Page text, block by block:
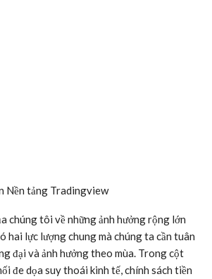
Nền tảng Tradingview
chúng tôi về những ảnh hưởng rộng lớn
hai lực lượng chung mà chúng ta cần tuân
đại và ảnh hưởng theo mùa. Trong cột
đe dọa suy thoái kinh tế, chính sách tiền